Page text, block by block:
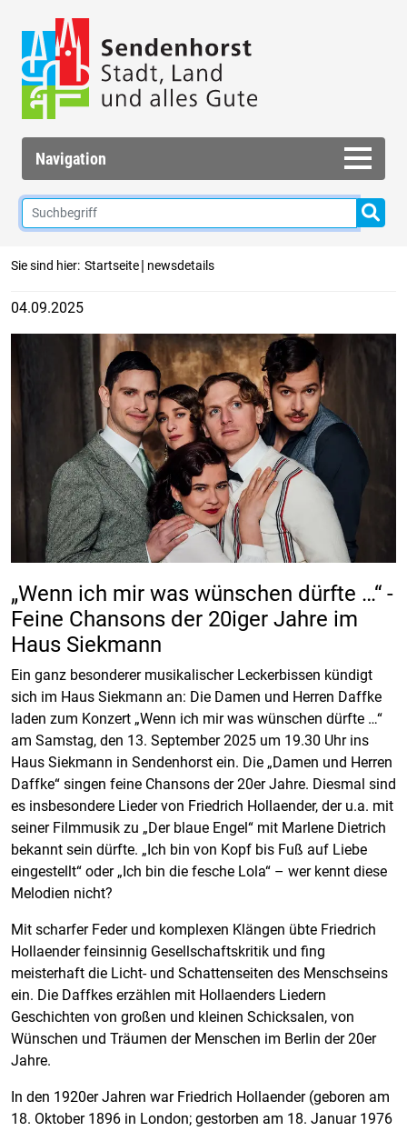
Navigation
Sie sind hier: Startseite| newsdetails
04.09.2025
„Wenn ich mir was wünschen dürfte …“ -
Feine Chansons der 20iger Jahre im
Haus Siekmann
Ein ganz besonderer musikalischer Leckerbissen kündigt
sich im Haus Siekmann an: Die Damen und Herren Daffke
laden zum Konzert „Wenn ich mir was wünschen dürfte …“
am Samstag, den 13. September 2025 um 19.30 Uhr ins
Haus Siekmann in Sendenhorst ein. Die „Damen und Herren
Daffke“ singen feine Chansons der 20er Jahre. Diesmal sind
es insbesondere Lieder von Friedrich Hollaender, der u.a. mit
seiner Filmmusik zu „Der blaue Engel“ mit Marlene Dietrich
bekannt sein dürfte. „Ich bin von Kopf bis Fuß auf Liebe
eingestellt“ oder „Ich bin die fesche Lola“ – wer kennt diese
Melodien nicht?
Mit scharfer Feder und komplexen Klängen übte Friedrich
Hollaender feinsinnig Gesellschaftskritik und fing
meisterhaft die Licht- und Schattenseiten des Menschseins
ein. Die Daffkes erzählen mit Hollaenders Liedern
Geschichten von großen und kleinen Schicksalen, von
Wünschen und Träumen der Menschen im Berlin der 20er
Jahre.
In den 1920er Jahren war Friedrich Hollaender (geboren am
18. Oktober 1896 in London; gestorben am 18. Januar 1976